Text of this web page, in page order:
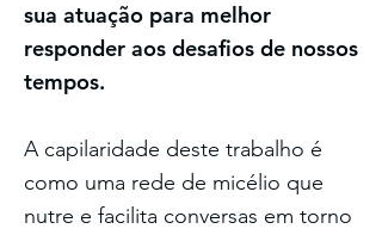
sua atuação para melhor
responder aos desafios de nossos
tempos.
A capilaridade deste trabalho é
como uma rede de micélio que
nutre e facilita conversas em torno